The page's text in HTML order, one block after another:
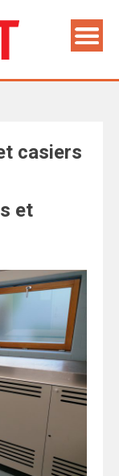
casiers
et